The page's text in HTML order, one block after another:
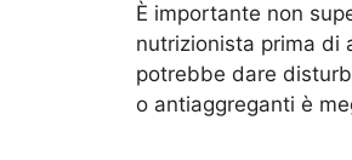
È importante non
nutrizionista prima di
potrebbe dare
o antiaggreganti è